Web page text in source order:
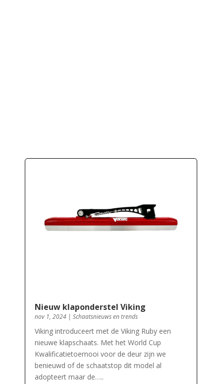
Nieuw klaponderstel Viking
nov 1, 2024| Schaatsnieuws en trends
Viking introduceert met de Viking Ruby een
nieuwe klapschaats. Met het World Cup
Kwalificatietoernooi voor de deur zijn we
benieuwd of de schaatstop dit model al
adopteert maar de…..